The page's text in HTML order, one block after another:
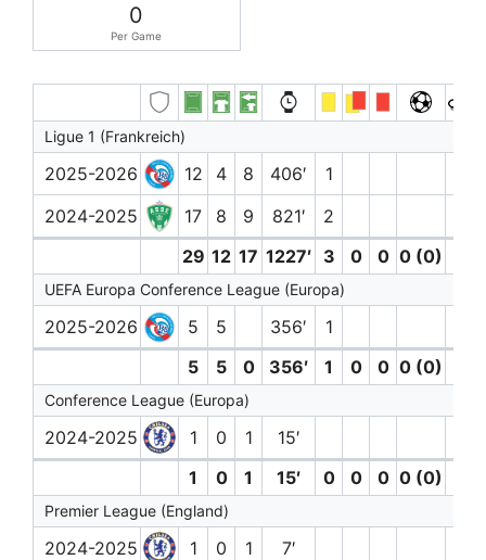
0
Per Game
Ligue 1 (Frankreich)
2025-2026 12 4 8 406′
1
2024-2025
17 8 9 821′
2
29 12 17 1227′ 3 0 0 0 (0)
UEFA Europa Conference League (Europa)
2025-2026 5 5 356′
1
5
5 0 356′ 1 0 0 0 (0)
Conference League (Europa)
2024-2025 1 0 1
15′
1
0 1 15′ 0 0 0 0 (0)
Premier League (England)
2024-2025 1 0 1
7′